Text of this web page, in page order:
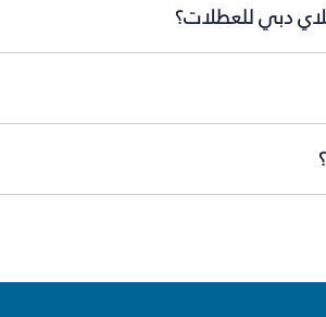
دبي للعطلات؟